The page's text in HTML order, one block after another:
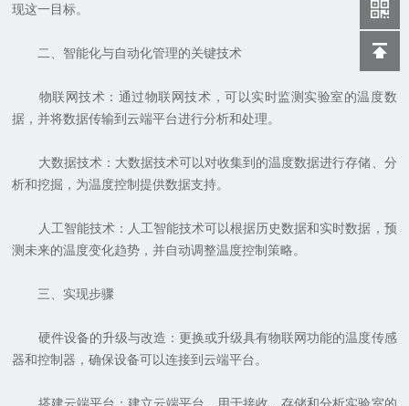
现这一目标。
二、智能化与自动化管理的关键技术
物联网技术：通过物联网技术，可以实时监测实验室的温度数
据，并将数据传输到云端平台进行分析和处理。
大数据技术：大数据技术可以对收集到的温度数据进行存储、分
析和挖掘，为温度控制提供数据支持。
人工智能技术：人工智能技术可以根据历史数据和实时数据，预
测未来的温度变化趋势，并自动调整温度控制策略。
三、实现步骤
硬件设备的升级与改造：更换或升级具有物联网功能的温度传感
器和控制器，确保设备可以连接到云端平台。